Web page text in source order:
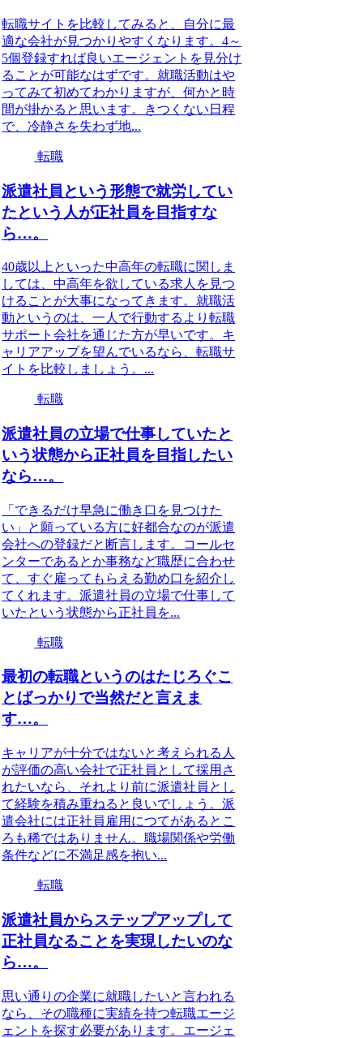
転職サイトを比較してみると、自分に最
適な会社が見つかりやすくなります。4～
5個登録すれば良いエージェントを見分け
ることが可能なはずです。就職活動はや
ってみて初めてわかりますが、何かと時
間が掛かると思います。きつくない日程
で、冷静さを失わず地...
転職
派遣社員という形態で就労してい
たという人が正社員を目指すな
ら…。
40歳以上といった中高年の転職に関しま
しては、中高年を欲している求人を見つ
けることが大事になってきます。就職活
動というのは、一人で行動するより転職
サポート会社を通じた方が早いです。キ
ャリアアップを望んでいるなら、転職サ
イトを比較しましょう。...
転職
派遣社員の立場で仕事していたと
いう状態から正社員を目指したい
なら…。
「できるだけ早急に働き口を見つけた
い」と願っている方に好都合なのが派遣
会社への登録だと断言します。コールセ
ンターであるとか事務など職歴に合わせ
て、すぐ雇ってもらえる勤め口を紹介し
てくれます。派遣社員の立場で仕事して
いたという状態から正社員を...
転職
最初の転職というのはたじろぐこ
とばっかりで当然だと言えま
す…。
キャリアが十分ではないと考えられる人
が評価の高い会社で正社員として採用さ
れたいなら、それより前に派遣社員とし
て経験を積み重ねると良いでしょう。派
遣会社には正社員雇用につてがあるとこ
ろも稀ではありません。職場関係や労働
条件などに不満足感を抱い...
転職
派遣社員からステップアップして
正社員なることを実現したいのな
ら…。
思い通りの企業に就職したいと言われる
なら、その職種に実績を持つ転職エージ
ェントを探す必要があります。エージェ